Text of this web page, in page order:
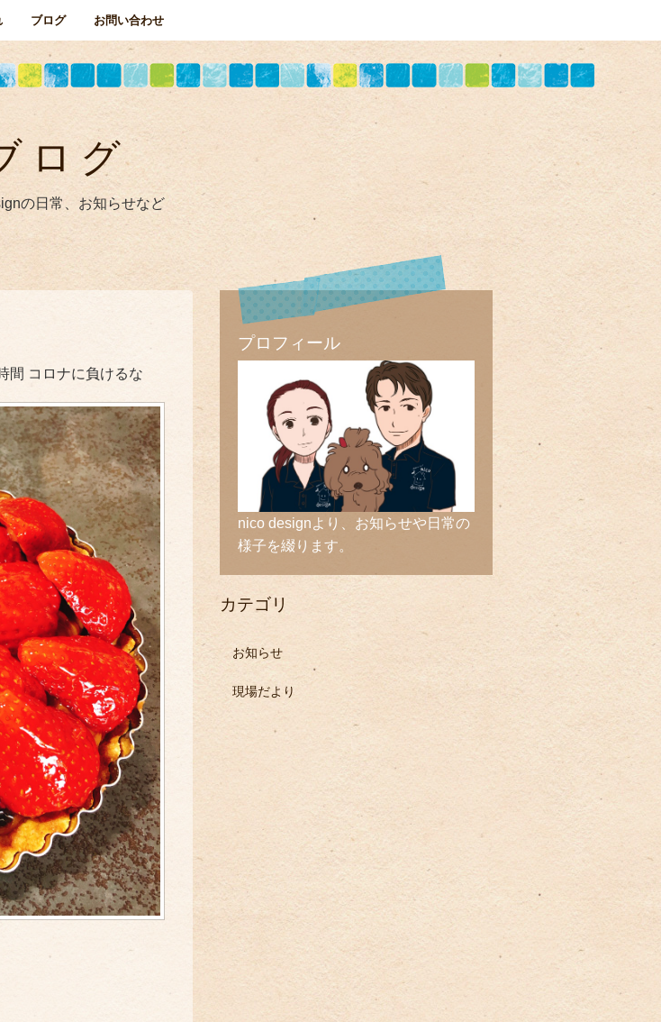
ブログ お問い合わせ
ログ
の日常、お知らせなど
間 コロナに負けるな
プロフィール
nico designより、お知らせや日常の
様子を綴ります。
カテゴリ
お知らせ
現場だより